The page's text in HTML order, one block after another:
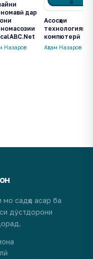
дар
Назаров
Асосҳои
технологияи
компютерӣ
Аҳтам Назаров
садҳо асар ба
дӯстдорони